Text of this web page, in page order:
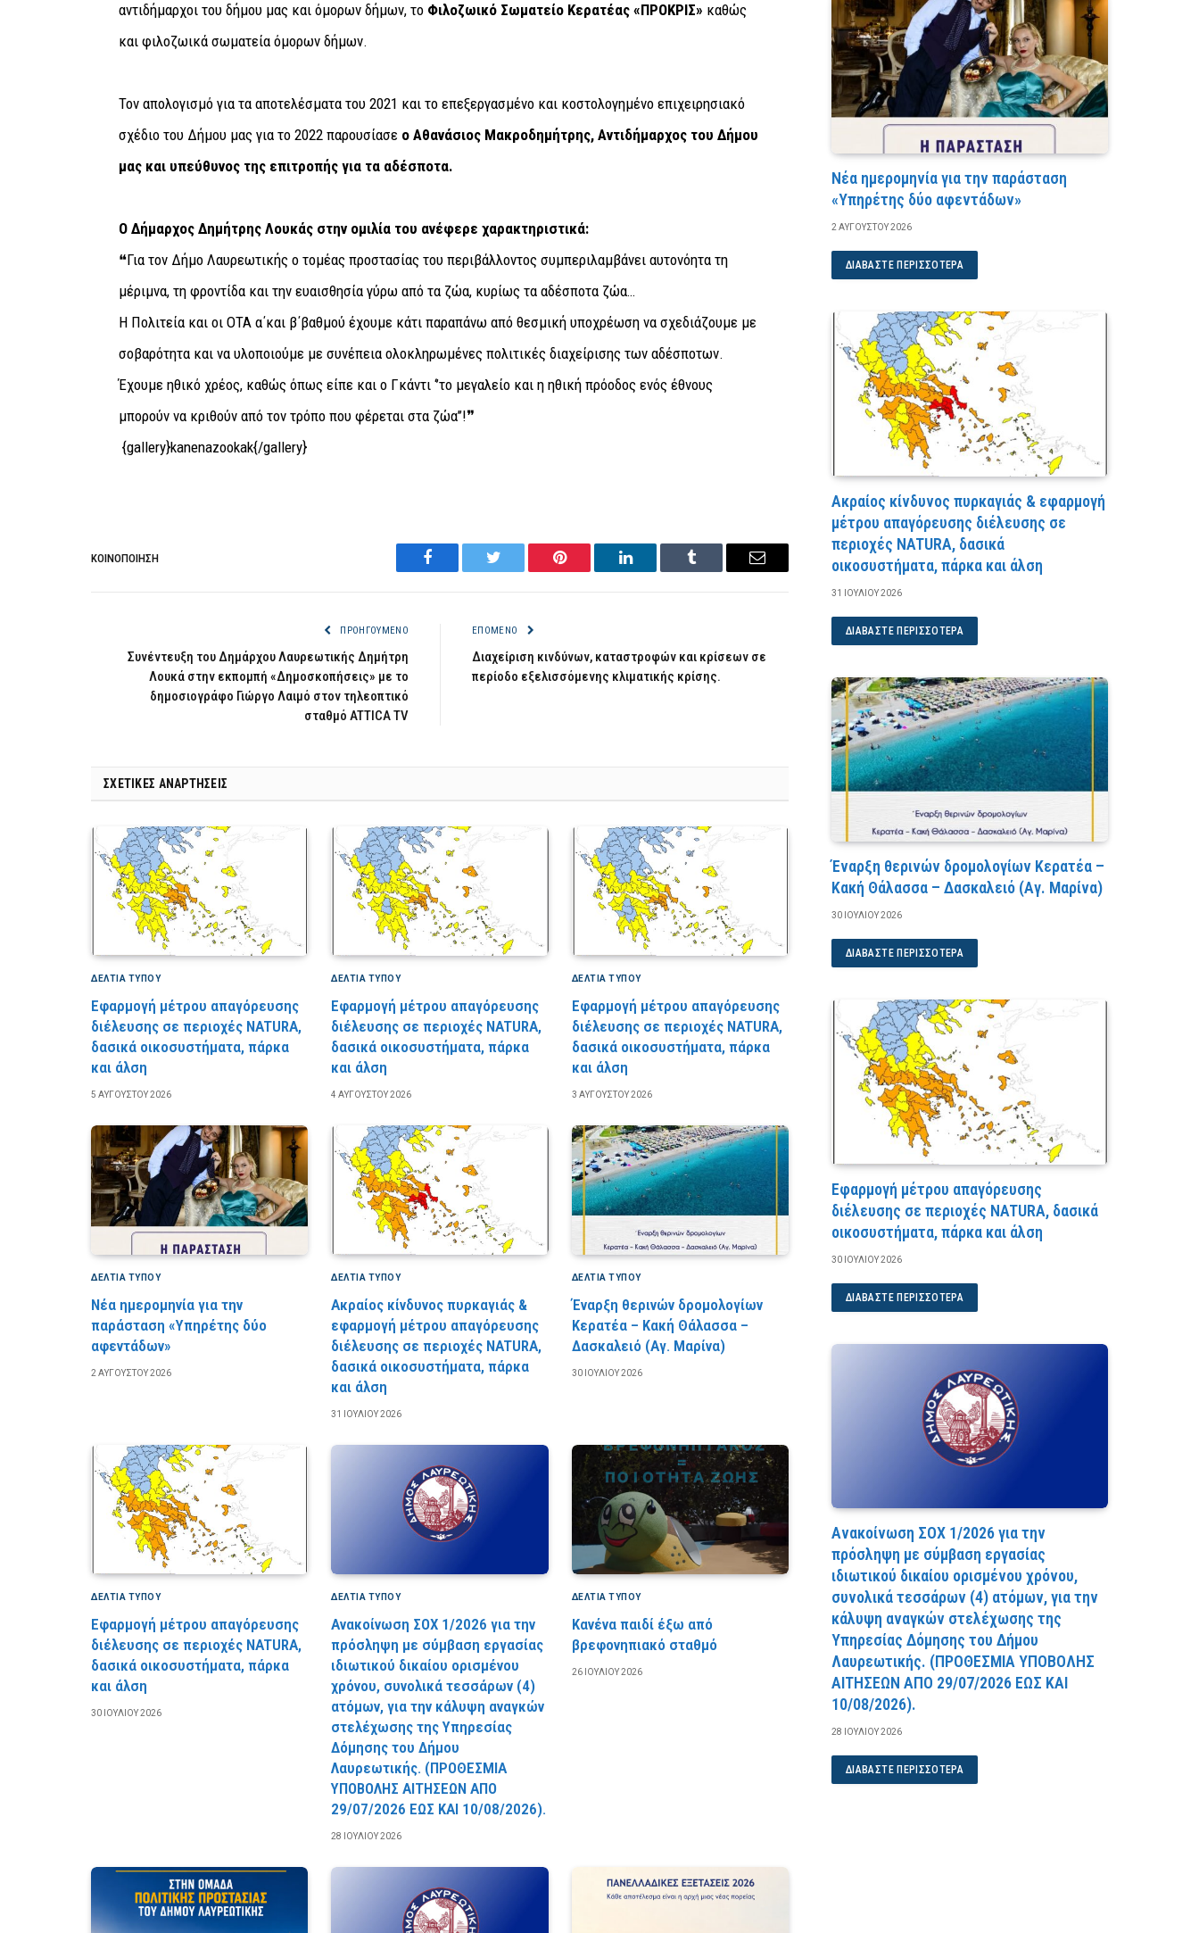
αντιδήμαρχοι του δήμου μας και όμορων δήμων, το Φιλοζωικό Σωματείο Κερατέας «ΠΡΟΚΡΙΣ» καθώς
και φιλοζωικά σωματεία όμορων δήμων.
Τον απολογισμό για τα αποτελέσματα του 2021 και το επεξεργασμένο και κοστολογημένο επιχειρησιακό
σχέδιο του Δήμου μας για το 2022 παρουσίασε ο Αθανάσιος Μακροδημήτρης, Αντιδήμαρχος του Δήμου
μας και υπεύθυνος της επιτροπής για τα αδέσποτα.
Ο Δήμαρχος Δημήτρης Λουκάς στην ομιλία του ανέφερε χαρακτηριστικά:
❝Για τον Δήμο Λαυρεωτικής ο τομέας προστασίας του περιβάλλοντος συμπεριλαμβάνει αυτονόητα τη
μέριμνα, τη φροντίδα και την ευαισθησία γύρω από τα ζώα, κυρίως τα αδέσποτα ζώα…
Η Πολιτεία και οι ΟΤΑ α΄και β΄βαθμού έχουμε κάτι παραπάνω από θεσμική υποχρέωση να σχεδιάζουμε με
σοβαρότητα και να υλοποιούμε με συνέπεια ολοκληρωμένες πολιτικές διαχείρισης των αδέσποτων.
Έχουμε ηθικό χρέος, καθώς όπως είπε και ο Γκάντι ‘’το μεγαλείο και η ηθική πρόοδος ενός έθνους
μπορούν να κριθούν από τον τρόπο που φέρεται στα ζώα’’!❞
{gallery}kanenazookak{/gallery}
ΚΟΙΝΟΠΟΊΗΣΗ
Facebook Twitter Pinterest LinkedIn Tumblr Email
ΠΡΟΗΓΟΎΜΕΝΟ
Συνέντευξη του Δημάρχου Λαυρεωτικής Δημήτρη
Λουκά στην εκπομπή «Δημοσκοπήσεις» με το
δημοσιογράφο Γιώργο Λαιμό στον τηλεοπτικό
σταθμό ATTICA TV
ΕΠΌΜΕΝΟ
Διαχείριση κινδύνων, καταστροφών και κρίσεων σε
περίοδο εξελισσόμενης κλιματικής κρίσης.
ΣΧΕΤΙΚΈΣ ΑΝΑΡΤΉΣΕΙΣ
ΔΕΛΤΙΑ ΤΥΠΟΥ
Εφαρμογή μέτρου απαγόρευσης
διέλευσης σε περιοχές NATURA,
δασικά οικοσυστήματα, πάρκα
και άλση
5 ΑΥΓΟΎΣΤΟΥ 2026
ΔΕΛΤΙΑ ΤΥΠΟΥ
Εφαρμογή μέτρου απαγόρευσης
διέλευσης σε περιοχές NATURA,
δασικά οικοσυστήματα, πάρκα
και άλση
4 ΑΥΓΟΎΣΤΟΥ 2026
ΔΕΛΤΙΑ ΤΥΠΟΥ
Εφαρμογή μέτρου απαγόρευσης
διέλευσης σε περιοχές NATURA,
δασικά οικοσυστήματα, πάρκα
και άλση
3 ΑΥΓΟΎΣΤΟΥ 2026
ΔΕΛΤΙΑ ΤΥΠΟΥ
Νέα ημερομηνία για την
παράσταση «Υπηρέτης δύο
αφεντάδων»
2 ΑΥΓΟΎΣΤΟΥ 2026
ΔΕΛΤΙΑ ΤΥΠΟΥ
Ακραίος κίνδυνος πυρκαγιάς &
εφαρμογή μέτρου απαγόρευσης
διέλευσης σε περιοχές NATURA,
δασικά οικοσυστήματα, πάρκα
και άλση
31 ΙΟΥΛΊΟΥ 2026
ΔΕΛΤΙΑ ΤΥΠΟΥ
Έναρξη θερινών δρομολογίων
Κερατέα – Κακή Θάλασσα –
Δασκαλειό (Αγ. Μαρίνα)
30 ΙΟΥΛΊΟΥ 2026
ΔΕΛΤΙΑ ΤΥΠΟΥ
Εφαρμογή μέτρου απαγόρευσης
διέλευσης σε περιοχές NATURA,
δασικά οικοσυστήματα, πάρκα
και άλση
30 ΙΟΥΛΊΟΥ 2026
ΔΕΛΤΙΑ ΤΥΠΟΥ
Ανακοίνωση ΣΟΧ 1/2026 για την
πρόσληψη με σύμβαση εργασίας
ιδιωτικού δικαίου ορισμένου
χρόνου, συνολικά τεσσάρων (4)
ατόμων, για την κάλυψη αναγκών
στελέχωσης της Υπηρεσίας
Δόμησης του Δήμου
Λαυρεωτικής. (ΠPOΘEΣMIA
YΠOBOΛHΣ AITHΣEΩN AΠO
29/07/2026 EΩΣ KAI 10/08/2026).
28 ΙΟΥΛΊΟΥ 2026
ΔΕΛΤΙΑ ΤΥΠΟΥ
Κανένα παιδί έξω από
βρεφονηπιακό σταθμό
26 ΙΟΥΛΊΟΥ 2026
Νέα ημερομηνία για την παράσταση
«Υπηρέτης δύο αφεντάδων»
2 ΑΥΓΟΎΣΤΟΥ 2026
ΔΙΑΒΆΣΤΕ ΠΕΡΙΣΣΌΤΕΡΑ
Ακραίος κίνδυνος πυρκαγιάς & εφαρμογή
μέτρου απαγόρευσης διέλευσης σε
περιοχές NATURA, δασικά
οικοσυστήματα, πάρκα και άλση
31 ΙΟΥΛΊΟΥ 2026
ΔΙΑΒΆΣΤΕ ΠΕΡΙΣΣΌΤΕΡΑ
Έναρξη θερινών δρομολογίων Κερατέα –
Κακή Θάλασσα – Δασκαλειό (Αγ. Μαρίνα)
30 ΙΟΥΛΊΟΥ 2026
ΔΙΑΒΆΣΤΕ ΠΕΡΙΣΣΌΤΕΡΑ
Εφαρμογή μέτρου απαγόρευσης
διέλευσης σε περιοχές NATURA, δασικά
οικοσυστήματα, πάρκα και άλση
30 ΙΟΥΛΊΟΥ 2026
ΔΙΑΒΆΣΤΕ ΠΕΡΙΣΣΌΤΕΡΑ
Ανακοίνωση ΣΟΧ 1/2026 για την
πρόσληψη με σύμβαση εργασίας
ιδιωτικού δικαίου ορισμένου χρόνου,
συνολικά τεσσάρων (4) ατόμων, για την
κάλυψη αναγκών στελέχωσης της
Υπηρεσίας Δόμησης του Δήμου
Λαυρεωτικής. (ΠPOΘEΣMIA YΠOBOΛHΣ
AITHΣEΩN AΠO 29/07/2026 EΩΣ KAI
10/08/2026).
28 ΙΟΥΛΊΟΥ 2026
ΔΙΑΒΆΣΤΕ ΠΕΡΙΣΣΌΤΕΡΑ